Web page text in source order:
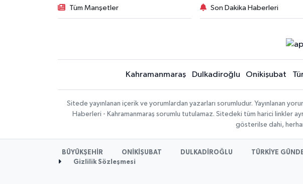
Tüm Manşetler Son Dakika Haberleri
Kahramanmaraş Dulkadiroğlu Onikişubat
Sitede yayınlanan içerik ve yorumlardan yazarları sorumludur. Yayınlanan
Haberleri - Kahramanmaraş sorumlu tutulamaz. Sitedeki tüm harici linkler
gösterilse dahi,
BÜYÜKŞEHİR ONİKİŞUBAT DULKADİROĞLU TÜRKİYE
Gizlilik Sözleşmesi